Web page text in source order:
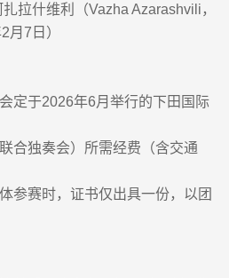
拉什维利（Vazha Azarashvili，
月7日）
定于2026年6月举行的下田国际
合独奏会）所需经费（含交通
参赛时，证书仅出具一份，以团